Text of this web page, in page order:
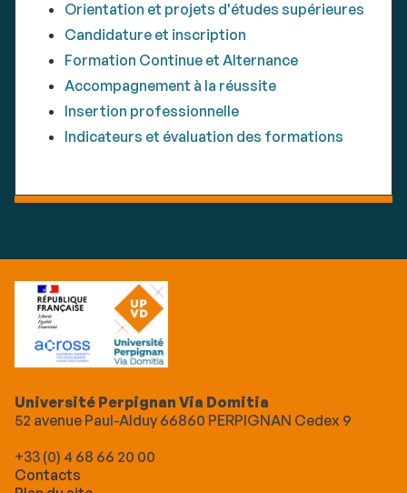
Orientation et projets d'études supérieures
Candidature et inscription
Formation Continue et Alternance
Accompagnement à la réussite
Insertion professionnelle
Indicateurs et évaluation des formations
Université Perpignan Via Domitia
52 avenue Paul-Alduy 66860 PERPIGNAN Cedex 9
+33 (0) 4 68 66 20 00
Contacts